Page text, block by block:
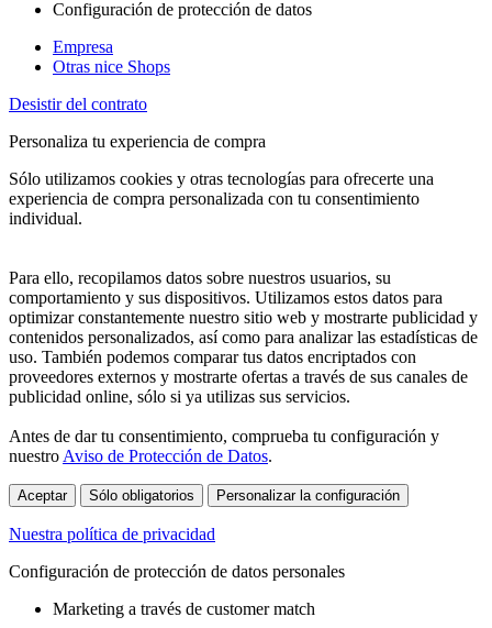
Configuración de protección de datos
Empresa
Otras nice Shops
Desistir del contrato
Personaliza tu experiencia de compra
Sólo utilizamos cookies y otras tecnologías para ofrecerte una
experiencia de compra personalizada con tu consentimiento
individual.
Para ello, recopilamos datos sobre nuestros usuarios, su
comportamiento y sus dispositivos. Utilizamos estos datos para
optimizar constantemente nuestro sitio web y mostrarte publicidad y
contenidos personalizados, así como para analizar las estadísticas de
uso. También podemos comparar tus datos encriptados con
proveedores externos y mostrarte ofertas a través de sus canales de
publicidad online, sólo si ya utilizas sus servicios.
Antes de dar tu consentimiento, comprueba tu configuración y
nuestro Aviso de Protección de Datos.
Aceptar Sólo obligatorios Personalizar la configuración
Nuestra política de privacidad
Configuración de protección de datos personales
Marketing a través de customer match